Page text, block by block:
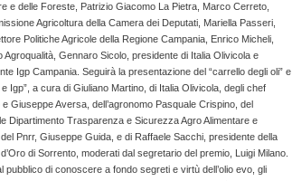
e delle Foreste, Patrizio Giacomo La Pietra, Marco Cerreto,
Agricoltura della Camera dei Deputati, Mariella Passeri,
Politiche Agricole della Regione Campania, Enrico Micheli,
Agroqualità, Gennaro Sicolo, presidente di Italia Olivicola e
Igp Campania. Seguirà la presentazione del “carrello degli oli” e
Igp”, a cura di Giuliano Martino, di Italia Olivicola, degli chef
Giuseppe Aversa, dell’agronomo Pasquale Crispino, del
Dipartimento Trasparenza e Sicurezza Agro Alimentare e
Pnrr, Giuseppe Guida, e di Raffaele Sacchi, presidente della
di Sorrento, moderati dal segretario del premio, Luigi Milano.
pubblico di conoscere a fondo segreti e virtù dell’olio evo, gli